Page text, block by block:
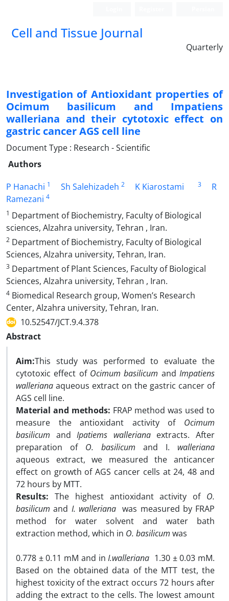
Cell and Tissue Journal
Quarterly
Investigation of Antioxidant properties of
Ocimum basilicum and Impatiens
walleriana and their cytotoxic effect on
gastric cancer AGS cell line
Document Type : Research - Scientific
Authors
P Hanachi 1 Sh Salehizadeh 2 K Kiarostami 3
R
Ramezani 4
1 Department of Biochemistry, Faculty of Biological
sciences, Alzahra university, Tehran , Iran.
2 Department of Biochemistry, Faculty of Biological
Sciences, Alzahra university, Tehran, Iran.
3 Department of Plant Sciences, Faculty of Biological
Sciences, Alzahra university, Tehran , Iran.
4 Biomedical Research group, Women’s Research
Center, Alzahra university, Tehran, Iran.
10.52547/JCT.9.4.378
Abstract
Aim:This study was performed to evaluate the
cytotoxic effect of Ocimum basilicum andImpatiens
walleriana aqueous extract on the gastric cancer of
AGS cell line.
Material and methods: FRAP method was used to
measure the antioxidant activity of Ocimum
basilicum andIpatiems wallerianaextracts. After
preparation of O. basilicum and I. walleriana
aqueous extract, we measured the anticancer
effect on growth of AGS cancer cells at 24, 48 and
72 hours by MTT.
Results: The highest antioxidant activity of O.
basilicum and I. wallerianawas measured by FRAP
method for water solvent and water bath
extraction method, which in O. basilicum was
0.778 ± 0.11 mM and inI.walleriana 1.30 ± 0.03 mM.
Based on the obtained data of the MTT test, the
highest toxicity of the extract occurs 72 hours after
adding the extract to the cells. The lowest amount